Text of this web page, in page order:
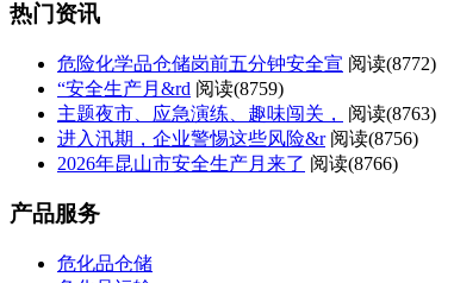
热门资讯
危险化学品仓储岗前五分钟安全宣 阅读(8772)
“安全生产月&rd 阅读(8759)
主题夜市、应急演练、趣味闯关，
阅读(8763)
进入汛期，企业警惕这些风险&r 阅读(8756)
2026年昆山市安全生产月来了 阅读(8766)
产品服务
危化品仓储